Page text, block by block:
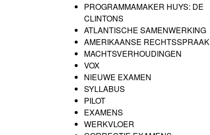
PROGRAMMAMAKER HUYS: DE
CLINTONS
ATLANTISCHE SAMENWERKING
AMERIKAANSE RECHTSSPRAAK
MACHTSVERHOUDINGEN
VOX
NIEUWE EXAMEN
SYLLABUS
PILOT
EXAMENS
WERKVLOER